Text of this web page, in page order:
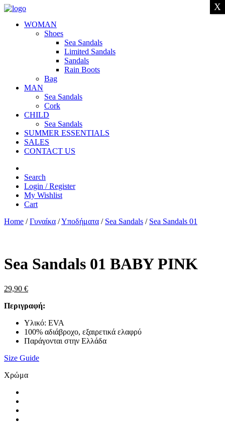
WOMAN
Shoes
Sea Sandals
Limited Sandals
Sandals
Rain Boots
Bag
MAN
Sea Sandals
Cork
CHILD
Sea Sandals
SUMMER ESSENTIALS
SALES
CONTACT US
Search
Login / Register
My Wishlist
Cart
Home /Γυναίκα /Υποδήματα / Sea Sandals / Sea Sandals 01
Sea Sandals 01 BABY PINK
29,90 €
Περιγραφή:
Υλικό: EVA
100% αδιάβροχο, εξαιρετικά ελαφρύ
Παράγονται στην Ελλάδα
Size Guide
Χρώμα
X